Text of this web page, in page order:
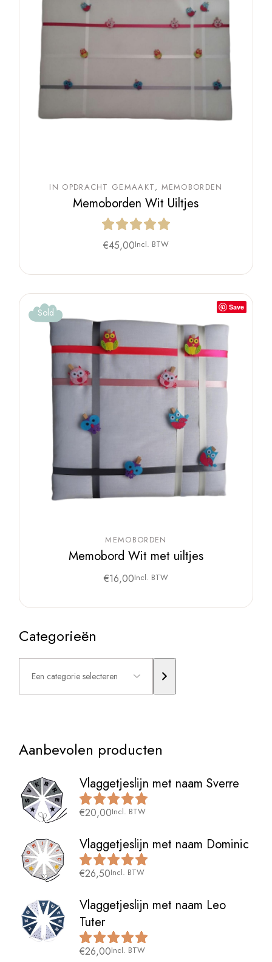
IN OPDRACHT GEMAAKT MEMOBORDEN
Memoborden Wit Uiltjes
€45,00Incl. BTW
Save
Sold
MEMOBORDEN
Memobord Wit met uiltjes
€16,00Incl. BTW
Categorieën
Een
categorie
selecteren
Aanbevolen producten
Vlaggetjeslijn met naam Sverre
€20,00Incl. BTW
Vlaggetjeslijn met naam Dominic
€26,50Incl. BTW
Vlaggetjeslijn met naam Leo
Tuter
€26,00Incl. BTW